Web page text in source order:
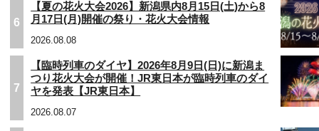
6
【夏の花火大会2026】新潟県内8月15日(土)から8
月17日(月)開催の祭り・花火大会情報
2026.08.08
7
【臨時列車のダイヤ】2026年8月9日(日)に新潟ま
つり花火大会が開催！JR東日本が臨時列車のダイ
ヤを発表【JR東日本】
2026.08.07